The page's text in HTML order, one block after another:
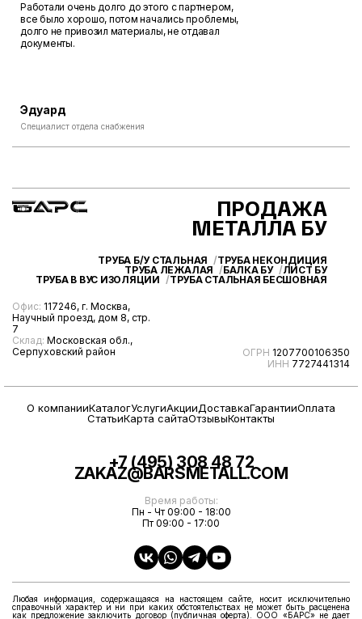
Работали очень долго до этого с партнером,
все было хорошо, потом начались проблемы,
долго не привозил материалы, не отдавал
документы.
Эдуард
Специалист отдела снабжения
Офис: 117246, г. Москва,
Научный проезд, дом 8, стр.
7
Склад: Московская обл.,
Серпуховский район
ОГРН 1207700106350
ИНН 7727441314
ПРОДАЖА
МЕТАЛЛА БУ
ТРУБА Б/У СТАЛЬНАЯ
ТРУБА НЕКОНДИЦИЯ
ТРУБА ЛЕЖАЛАЯ
БАЛКА БУ
ЛИСТ БУ
ТРУБА В ВУС ИЗОЛЯЦИИ
ТРУБА СТАЛЬНАЯ БЕСШОВНАЯ
О компанииКаталогУслугиАкцииДоставкаГарантииОплата
СтатьиКарта сайтаОтзывыКонтакты
+7 (495) 308 48 72
ZAKAZ@BARSMETALL.COM
Время работы:
Пн - Чт 09:00 - 18:00
Пт 09:00 - 17:00
Любая информация, содержащаяся на настоящем сайте, носит исключительно
справочный характер и ни при каких обстоятельствах не может быть расценена
как предложение заключить договор (публичная оферта). ООО «БАРС» не дает